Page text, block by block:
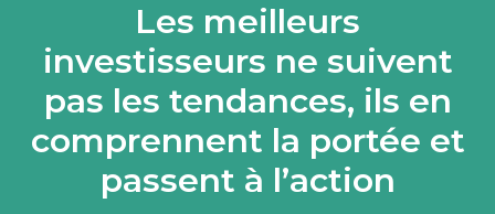
Les meilleurs
investisseurs ne suivent
pas les tendances, ils en
comprennent la portée et
passent à l’action